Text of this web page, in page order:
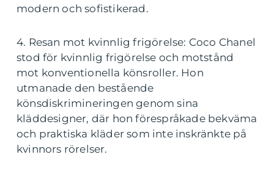
modern och sofistikerad.
4. Resan mot kvinnlig frigörelse: Coco Chanel
stod för kvinnlig frigörelse och motstånd
mot konventionella könsroller. Hon
utmanade den bestående
könsdiskrimineringen genom sina
kläddesigner, där hon förespråkade bekväma
och praktiska kläder som inte inskränkte på
kvinnors rörelser.